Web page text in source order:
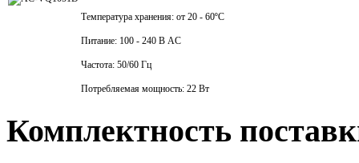
Температура хранения: от 20 - 60ºC
Питание: 100 - 240 В AC
Частота: 50/60 Гц
Потребляемая мощность: 22 Вт
Комплектность